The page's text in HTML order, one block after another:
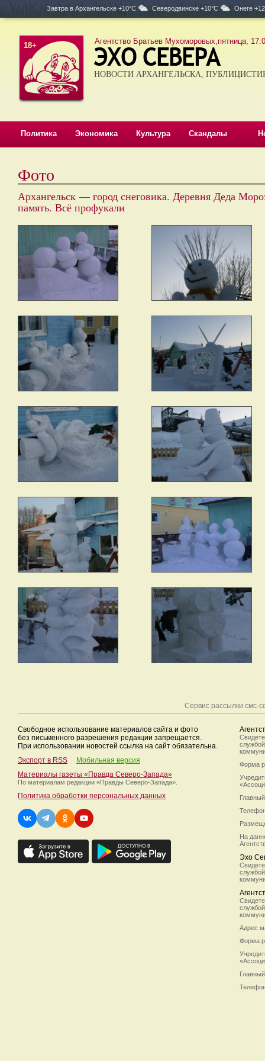
Завтра в Архангельске +10°C Северодвинске +10°C Онеге
18+ Агентство Братьев Мухоморовых,пятница,
НОВОСТИ АРХАНГЕЛЬСКА,
Политика Экономика Культура Скандалы
Фото
Архангельск — город снеговика. Деревня Деда
память. Всё профукали
Сервис рассылки смс-
Свободное использование материалов сайта и фото
без письменного разрешения редакции запрещается.
При использовании новостей ссылка на сайт обязательна.
Экспорт в RSS
Мобильная версия
Материалы газеты «Правда Северо-Запада»
По материалам редакции «Правды Северо-Запада».
Политика обработки персональных данных
Форма
На
Эхо
Адрес
Форма